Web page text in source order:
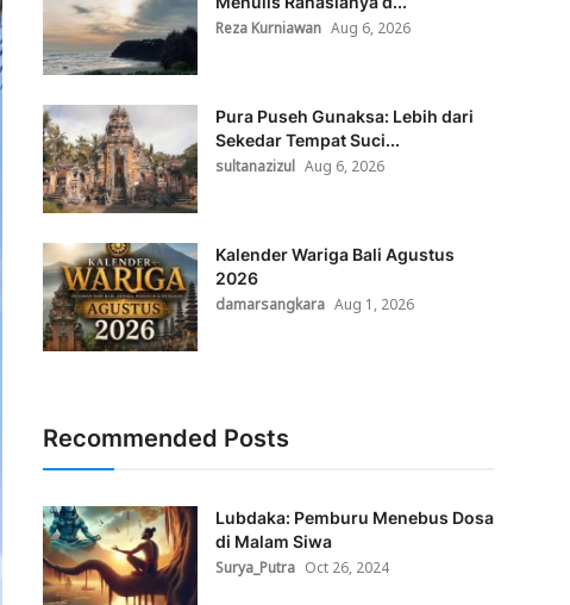
Reza Kurniawan Aug 6, 2026
Pura Puseh Gunaksa: Lebih dari
Sekedar Tempat Suci...
sultanazizul Aug 6, 2026
Kalender Wariga Bali Agustus
2026
damarsangkara Aug 1, 2026
Recommended Posts
Lubdaka: Pemburu Menebus Dosa
di Malam Siwa
Surya_Putra Oct 26, 2024